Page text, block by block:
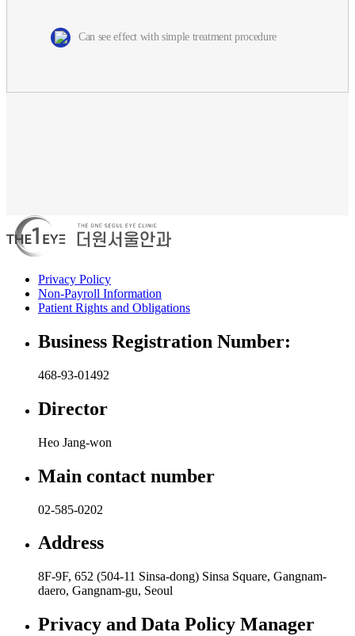
Can see effect with simple treatment procedure
Privacy Policy
Non-Payroll Information
Patient Rights and Obligations
Business Registration Number:
468-93-01492
Director
Heo Jang-won
Main contact number
02-585-0202
Address
8F-9F, 652 (504-11 Sinsa-dong) Sinsa Square, Gangnam-
daero, Gangnam-gu, Seoul
Privacy and Data Policy Manager